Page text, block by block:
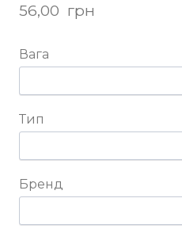
56,00  грн
Вага
Тип
Бренд